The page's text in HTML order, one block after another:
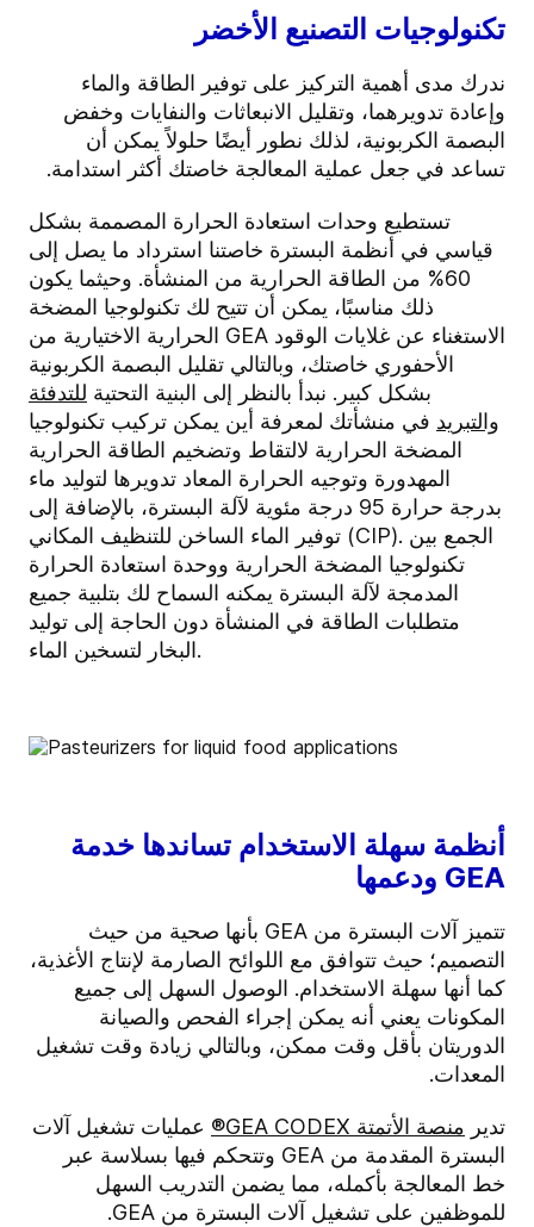
تكنولوجيات التصنيع الأخضر
ندرك مدى أهمية التركيز على توفير الطاقة والماء
وإعادة تدويرهما، وتقليل الانبعاثات والنفايات وخفض
البصمة الكربونية، لذلك نطور أيضًا حلولاً يمكن أن
تساعد في جعل عملية المعالجة خاصتك أكثر استدامة.
تستطيع وحدات استعادة الحرارة المصممة بشكل
قياسي في أنظمة البسترة خاصتنا استرداد ما يصل إلى
60% من الطاقة الحرارية من المنشأة. وحيثما يكون
ذلك مناسبًا، يمكن أن تتيح لك تكنولوجيا المضخة
الحرارية الاختيارية من GEA الاستغناء عن غلايات الوقود
الأحفوري خاصتك، وبالتالي تقليل البصمة الكربونية
بشكل كبير. نبدأ بالنظر إلى البنية التحتية للتدفئة
والتبريد في منشأتك لمعرفة أين يمكن تركيب تكنولوجيا
المضخة الحرارية لالتقاط وتضخيم الطاقة الحرارية
المهدورة وتوجيه الحرارة المعاد تدويرها لتوليد ماء
بدرجة حرارة 95 درجة مئوية لآلة البسترة، بالإضافة إلى
توفير الماء الساخن للتنظيف المكاني (CIP). الجمع بين
تكنولوجيا المضخة الحرارية ووحدة استعادة الحرارة
المدمجة لآلة البسترة يمكنه السماح لك بتلبية جميع
متطلبات الطاقة في المنشأة دون الحاجة إلى توليد
البخار لتسخين الماء.
أنظمة سهلة الاستخدام تساندها خدمة
GEA ودعمها
تتميز آلات البسترة من GEA بأنها صحية من حيث
التصميم؛ حيث تتوافق مع اللوائح الصارمة لإنتاج الأغذية،
كما أنها سهلة الاستخدام. الوصول السهل إلى جميع
المكونات يعني أنه يمكن إجراء الفحص والصيانة
الدوريتان بأقل وقت ممكن، وبالتالي زيادة وقت تشغيل
المعدات.
تدير منصة الأتمتة GEA CODEX®
عمليات تشغيل آلات
البسترة المقدمة من GEA وتتحكم فيها بسلاسة عبر
خط المعالجة بأكمله، مما يضمن التدريب السهل
للموظفين على تشغيل آلات البسترة من GEA.